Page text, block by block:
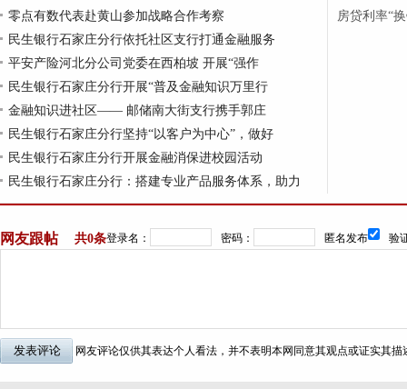
零点有数代表赴黄山参加战略合作考察
民生银行石家庄分行依托社区支行打通金融服务
平安产险河北分公司党委在西柏坡 开展“强作
民生银行石家庄分行开展“普及金融知识万里行
金融知识进社区—— 邮储南大街支行携手郭庄
民生银行石家庄分行坚持“以客户为中心”，做好
民生银行石家庄分行开展金融消保进校园活动
民生银行石家庄分行：搭建专业产品服务体系，助力
房贷利率“
网友跟帖 共0条登录名： 密码： 匿名发布 验
网友评论仅供其表达个人看法，并不表明本网同意其观点或证实其描